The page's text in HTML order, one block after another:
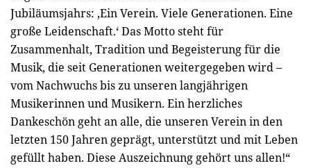
Jubiläumsjahrs: ,Ein Verein. Viele Generationen. Eine
große Leidenschaft.‘ Das Motto steht für
Zusammenhalt, Tradition und Begeisterung für die
Musik, die seit Generationen weitergegeben wird –
vom Nachwuchs bis zu unseren langjährigen
Musikerinnen und Musikern. Ein herzliches
Dankeschön geht an alle, die unseren Verein in den
letzten 150 Jahren geprägt, unterstützt und mit Leben
gefüllt haben. Diese Auszeichnung gehört uns allen!“